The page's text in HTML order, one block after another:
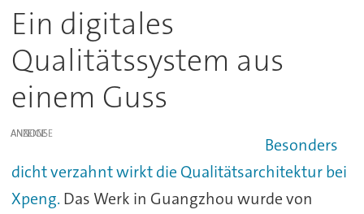
Ein digitales
Qualitätssystem aus
einem Guss
ANZEIGE
Besonders
dicht verzahnt wirkt die Qualitätsarchitektur bei
Xpeng. Das Werk in Guangzhou wurde von